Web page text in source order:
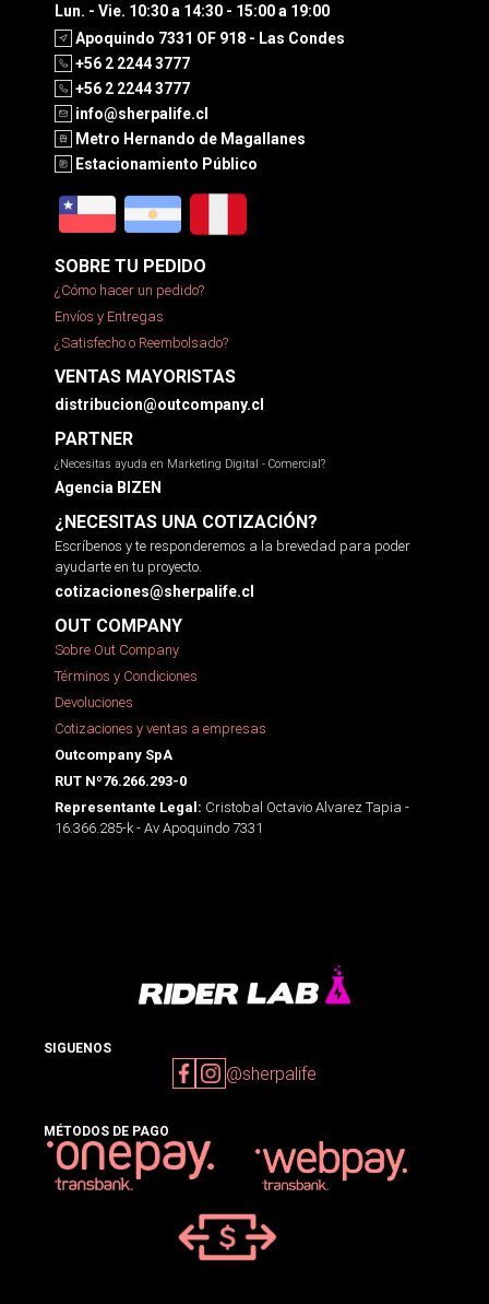
Lun. - Vie. 10:30 a 14:30 - 15:00 a 19:00
Apoquindo 7331 OF 918 - Las Condes
+56 2 2244 3777
+56 2 2244 3777
info@sherpalife.cl
Metro Hernando de Magallanes
Estacionamiento Público
SOBRE TU PEDIDO
¿Cómo hacer un pedido?
Envíos y Entregas
¿Satisfecho o Reembolsado?
VENTAS MAYORISTAS
distribucion@outcompany.cl
PARTNER
¿Necesitas ayuda en Marketing Digital - Comercial?
Agencia BIZEN
¿NECESITAS UNA COTIZACIÓN?
Escríbenos y te responderemos a la brevedad para poder
ayudarte en tu proyecto.
cotizaciones@sherpalife.cl
OUT COMPANY
Sobre Out Company
Términos y Condiciones
Devoluciones
Cotizaciones y ventas a empresas
Outcompany SpA
RUT Nº76.266.293-0
Representante Legal: Cristobal Octavio Alvarez Tapia -
16.366.285-k - Av Apoquindo 7331
SIGUENOS
@sherpalife
MÉTODOS DE PAGO